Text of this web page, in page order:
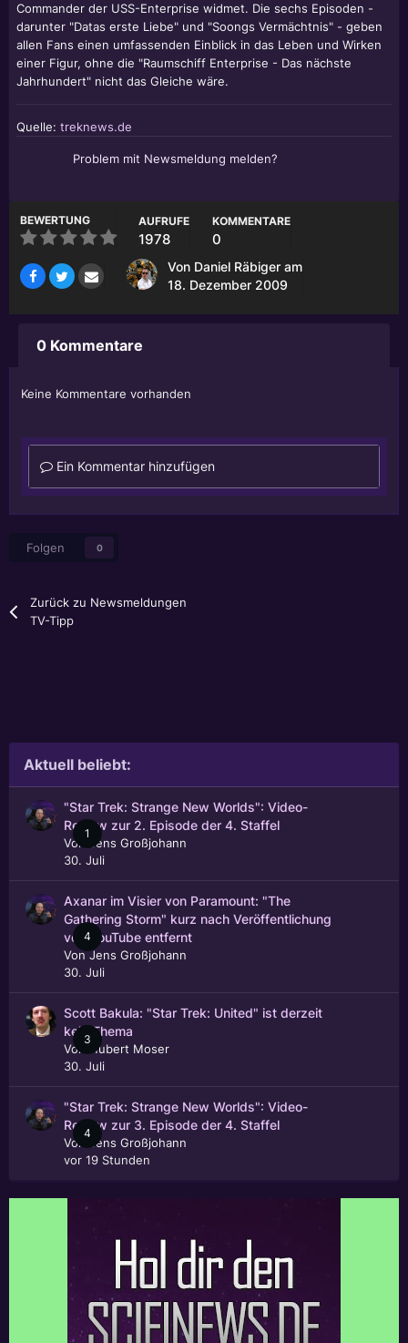
Commander der USS-Enterprise widmet. Die sechs Episoden -
darunter "Datas erste Liebe" und "Soongs Vermächtnis" - geben
allen Fans einen umfassenden Einblick in das Leben und Wirken
einer Figur, ohne die "Raumschiff Enterprise - Das nächste
Jahrhundert" nicht das Gleiche wäre.
Quelle: treknews.de
Problem mit Newsmeldung melden?
BEWERTUNG AUFRUFE
1978
KOMMENTARE
0
Von Daniel Räbiger am
18. Dezember 2009
0 Kommentare
Keine Kommentare vorhanden
Ein Kommentar hinzufügen
Folgen 0
Zurück zu Newsmeldungen
TV-Tipp
Aktuell beliebt:
1
"Star Trek: Strange New Worlds": Video-
Review zur 2. Episode der 4. Staffel
Von
Jens Großjohann
30. Juli
4
Axanar im Visier von Paramount: "The
Gathering Storm" kurz nach Veröffentlichung
von YouTube entfernt
VonJens Großjohann
30. Juli
3
Scott Bakula: "Star Trek: United" ist derzeit
kein Thema
Von
Hubert Moser
30. Juli
4
"Star Trek: Strange New Worlds": Video-
Review zur 3. Episode der 4. Staffel
Von
Jens Großjohann
vor 19 Stunden